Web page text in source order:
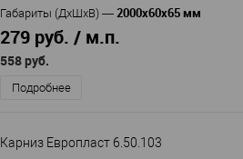
Габариты (ДхШхВ) — 2000x60x65 мм
279 руб. / м.п.
558 руб.
Подробнее
Карниз Европласт 6.50.103